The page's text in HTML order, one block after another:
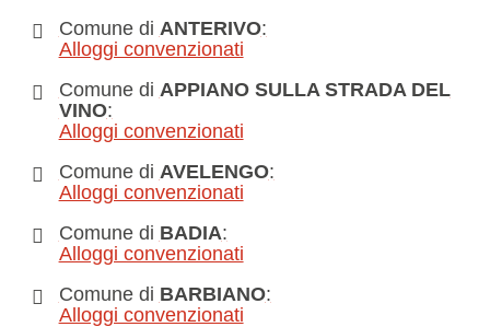
Comune di ANTERIVO:
Alloggi convenzionati
Comune di APPIANO SULLA STRADA DEL
VINO:
Alloggi convenzionati
Comune di AVELENGO:
Alloggi convenzionati
Comune di BADIA:
Alloggi convenzionati
Comune di BARBIANO:
Alloggi convenzionati